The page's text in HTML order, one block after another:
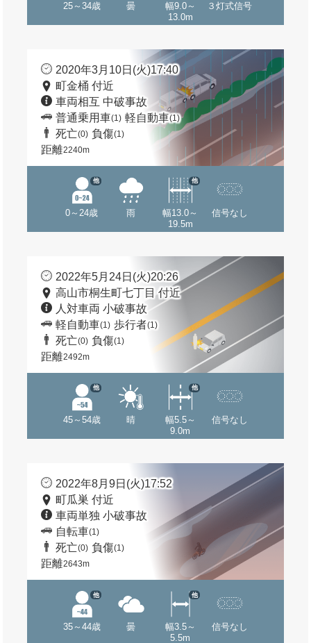
25～34歳 曇
幅9.0～
13.0m
３灯式信号
2020年3月10日(火)17:40
町金桶 付近
車両相互 中破事故
普通乗用車(1) 軽自動車(1)
死亡(0) 負傷(1)
距離2240m
0～24歳
他
雨
幅13.0～
19.5m
他
信号なし
2022年5月24日(火)20:26
高山市桐生町七丁目 付近
人対車両 小破事故
軽自動車(1) 歩行者(1)
死亡(0) 負傷(1)
距離2492m
45～54歳
他
晴
幅5.5～
9.0m
他
信号なし
2022年8月9日(火)17:52
町瓜巣 付近
車両単独 小破事故
自転車(1)
死亡(0) 負傷(1)
距離2643m
35～44歳
他
曇
幅3.5～
5.5m
他
信号なし